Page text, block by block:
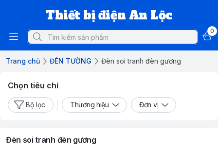
Thiết bị điện An Lộc
0
Trang chủ ĐÈN TƯỜNG Đèn soi tranh đèn gương
Chọn tiêu chí
Bộ lọc Thương hiệu Đơn vị
Đèn soi tranh đèn gương